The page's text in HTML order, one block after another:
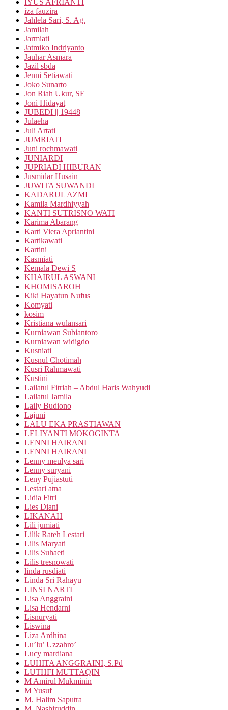
IYUS AFRIANTI
iza fauzira
Jahlela Sari, S. Ag.
Jamilah
Jarmiati
Jatmiko Indriyanto
Jauhar Asmara
Jazil sbda
Jenni Setiawati
Joko Sunarto
Jon Riah Ukur, SE
Joni Hidayat
JUBEDI || 19448
Julaeha
Juli Artati
JUMRIATI
Juni rochmawati
JUNIARDI
JUPRIADI HIBURAN
Jusmidar Husain
JUWITA SUWANDI
KADARUL AZMI
Kamila Mardhiyyah
KANTI SUTRISNO WATI
Karima Abarang
Karti Viera Apriantini
Kartikawati
Kartini
Kasmiati
Kemala Dewi S
KHAIRUL ASWANI
KHOMISAROH
Kiki Hayatun Nufus
Komyati
kosim
Kristiana wulansari
Kurniawan Subiantoro
Kurniawan widigdo
Kusniati
Kusnul Chotimah
Kusri Rahmawati
Kustini
Lailatul Fitriah – Abdul Haris Wahyudi
Lailatul Jamila
Laily Budiono
Lajuni
LALU EKA PRASTIAWAN
LELIYANTI MOKOGINTA
LENNI HAIRANI
LENNI HAIRANI
Lenny meulya sari
Lenny suryani
Leny Pujiastuti
Lestari atna
Lidia Fitri
Lies Diani
LIKANAH
Lili jumiati
Lilik Rateh Lestari
Lilis Maryati
Lilis Suhaeti
Lilis tresnowati
linda rusdiati
Linda Sri Rahayu
LINSI NARTI
Lisa Anggraini
Lisa Hendarni
Lisnuryati
Liswina
Liza Ardhina
Lu’lu’ Uzzahro’
Lucy mardiana
LUHITA ANGGRAINI, S.Pd
LUTHFI MUTTAQIN
M Amirul Mukminin
M Yusuf
M. Halim Saputra